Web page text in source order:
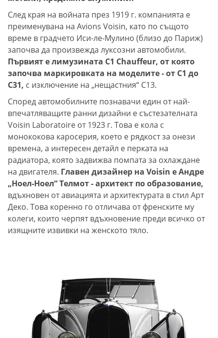
След края на войната през 1919 г. компанията е
преименувана на Avions Voisin, като по същото
време в градчето Иси-ле-Мулино (близо до Париж)
започва да произвежда луксозни автомобили.
Първият е лимузината C1 Chauffeur, от която
започва маркировката на моделите - от C1 до
C31, с изключение на „нещастния“ C13.
Според автомобилните познавачи един от най-
впечатляващите ранни дизайни е състезателната
Voisin Laboratoire от 1923 г. Това е кола с
монококова каросерия, което е рядкост за онези
времена, а интересен детайл е перката на
радиатора, която задвижва помпата за охлаждане
на двигателя. Главен дизайнер на Voisin е Андре
„Ноел-Ноел“ Телмот - архитект по образование,
вдъхновен от авиацията и архитектурата в стил Арт
Деко. Това коренно го отличава от френските му
колеги, които черпят вдъхновение преди всичко от
изящните извивки на женското тяло.